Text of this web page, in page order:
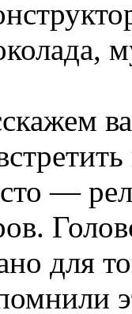
—
для